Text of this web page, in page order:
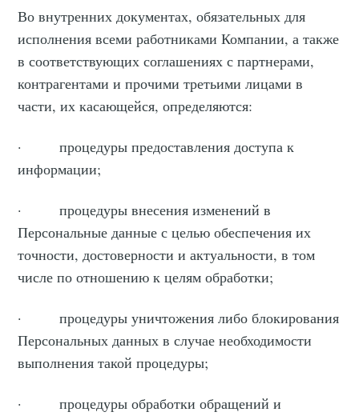
Во внутренних документах, обязательных для
исполнения всеми работниками Компании, а также
в соответствующих соглашениях с партнерами,
контрагентами и прочими третьими лицами в
части, их касающейся, определяются:
· процедуры предоставления доступа к
информации;
· процедуры внесения изменений в
Персональные данные с целью обеспечения их
точности, достоверности и актуальности, в том
числе по отношению к целям обработки;
· процедуры уничтожения либо блокирования
Персональных данных в случае необходимости
выполнения такой процедуры;
· процедуры обработки обращений и